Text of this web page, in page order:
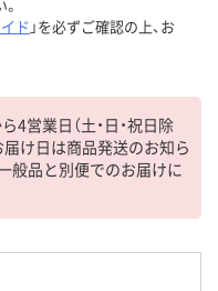
ド 」を必ずご確認の上、お
4営業日（土・日・祝日除
届け日は商品発送のお知ら
般品と別便でのお届けに